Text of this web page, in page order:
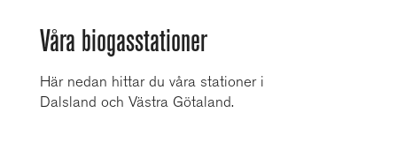
Våra biogasstationer
Här nedan hittar du våra stationer i
Dalsland och Västra Götaland.